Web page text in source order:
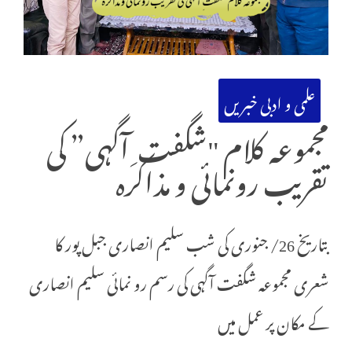
علمی و ادبی خبریں
مجموعہ کلام "شگفت ِ آگہی” کی
تقریب رونمائی و مذاکرہ
بتاریخ 26/ جنوری کی شب سلیم انصاری جبل پور کا
شعری مجموعہ شگفت آگہی کی رسم رو نمائی سلیم انصاری
کے مکان پر عمل میں